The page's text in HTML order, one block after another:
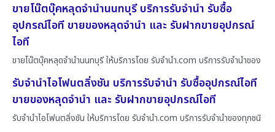
ขายโน๊ตบุ๊คหลุดจำนำนนทบุรี บริการรับจำนำ รับซื้อ
อุปกรณ์ไอที ขายของหลุดจำนำ และ รับฝากขายอุปกรณ์
ไอที
ขายโน๊ตบุ๊คหลุดจำนำนนทบุรี ให้บริการโดย รับจํานํา.com บริการรับจำนำของ
รับจำนำไอโฟนตลิ่งชัน บริการรับจำนำ รับซื้ออุปกรณ์ไอที
ขายของหลุดจำนำ และ รับฝากขายอุปกรณ์ไอที
รับจำนำไอโฟนตลิ่งชัน ให้บริการโดย รับจํานํา.com บริการรับจำนำของทุกชนิ